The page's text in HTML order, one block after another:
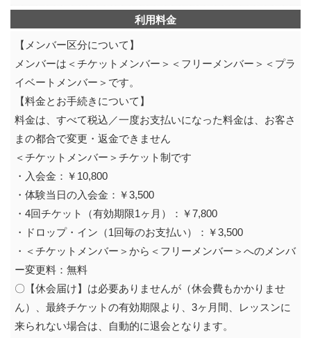
利用料金
【メンバー区分について】
メンバーは＜チケットメンバー＞＜フリーメンバー＞＜プラ
イベートメンバー＞です。
【料金とお手続きについて】
料金は、すべて税込／一度お支払いになった料金は、お客さ
まの都合で変更・返金できません
＜チケットメンバー＞チケット制です
・入会金：￥10,800
・体験当日の入会金：￥3,500
・4回チケット（有効期限1ヶ月）：￥7,800
・ドロップ・イン（1回毎のお支払い）：￥3,500
・＜チケットメンバー＞から＜フリーメンバー＞へのメンバ
ー変更料：無料
〇【休会届け】は必要ありませんが（休会費もかかりませ
ん）、最終チケットの有効期限より、3ヶ月間、レッスンに
来られない場合は、自動的に退会となります。